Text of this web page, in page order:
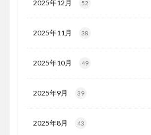
2025年12月 52
2025年11月 38
2025年10月 49
2025年9月 39
2025年8月 43